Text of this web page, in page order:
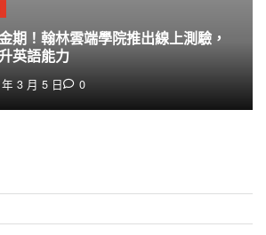
期！翰林雲端學院推出線上測驗，
英語能力
3 月 5 日 0